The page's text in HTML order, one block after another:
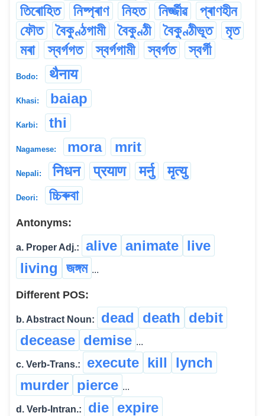
তিৰোহিত
নিষ্প্ৰাণ নিহত নিৰ্জ্জীৱ
প্ৰাণহীন
ফৌত
বৈকুণ্ঠগামী বৈকুণ্ঠী বৈকুণ্ঠীভূত
মৃত
মৰা
স্বৰ্গগত স্বৰ্গগামী স্বৰ্গত স্বৰ্গী
Bodo: थैनाय
Khasi: baiap
Karbi: thi
Nagamese: mora mrit
Nepali: निधन प्रयाण मर्नु मृत्यु
Deori: চ্চিৰুবা
Antonyms:
a. Proper Adj.: alive animate live
living জঙ্গম ...
Different POS:
b. Abstract Noun: dead death debit
decease demise ...
c. Verb-Trans.: execute kill
lynch
murder pierce ...
d. Verb-Intran.: die expire